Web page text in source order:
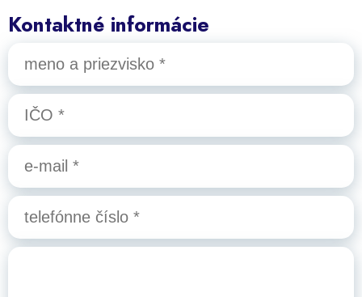
Kontaktné informácie